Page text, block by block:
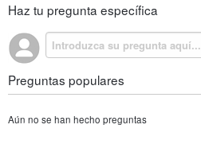
Haz tu pregunta específica
Preguntas populares
Aún no se han hecho preguntas